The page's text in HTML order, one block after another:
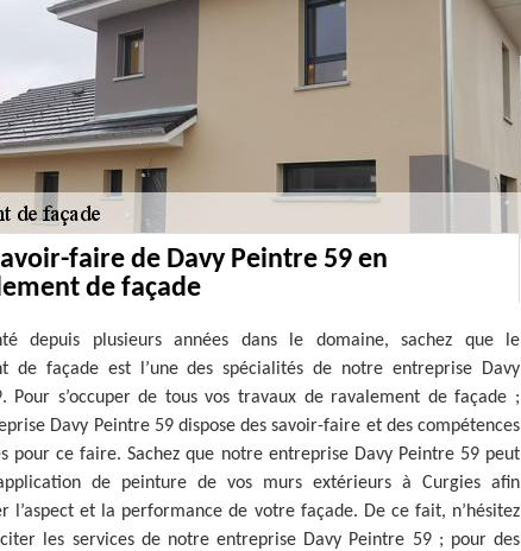
faire de Davy Peintre 59 en
de façade
depuis plusieurs années dans le domaine, sachez que le
de façade est l’une des spécialités de notre entreprise Davy
Pour s’occuper de tous vos travaux de ravalement de façade ;
Davy Peintre 59 dispose des savoir-faire et des compétences
pour ce faire. Sachez que notre entreprise Davy Peintre 59 peut
de peinture de vos murs extérieurs à Curgies afin
l’aspect et la performance de votre façade. De ce fait, n’hésitez
les services de notre entreprise Davy Peintre 59 ; pour des